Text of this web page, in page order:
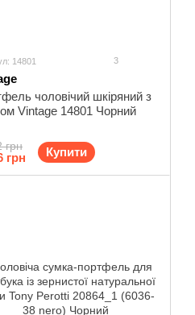
14801 3
чоловічий шкіряний з
Vintage 14801 Чорний
грн
грн Купити